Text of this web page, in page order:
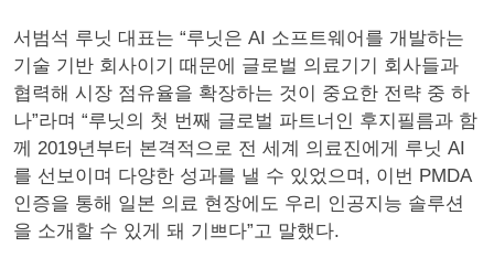
서범석 루닛 대표는 “루닛은 AI 소프트웨어를 개발하는
기술 기반 회사이기 때문에 글로벌 의료기기 회사들과
협력해 시장 점유율을 확장하는 것이 중요한 전략 중 하
나”라며 “루닛의 첫 번째 글로벌 파트너인 후지필름과 함
께 2019년부터 본격적으로 전 세계 의료진에게 루닛 AI
를 선보이며 다양한 성과를 낼 수 있었으며, 이번 PMDA
인증을 통해 일본 의료 현장에도 우리 인공지능 솔루션
을 소개할 수 있게 돼 기쁘다”고 말했다.